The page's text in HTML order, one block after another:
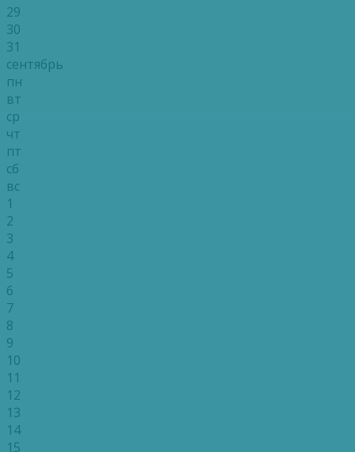
29
30
31
сентябрь
пн
вт
ср
чт
пт
сб
вс
1
2
3
4
5
6
7
8
9
10
11
12
13
14
15